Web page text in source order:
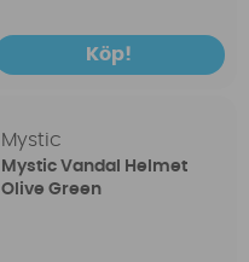
Köp!
Mystic
Mystic Vandal Helmet
Olive Green